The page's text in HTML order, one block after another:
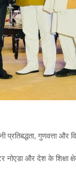
गुणवत्ता और
और देश के शिक्षा